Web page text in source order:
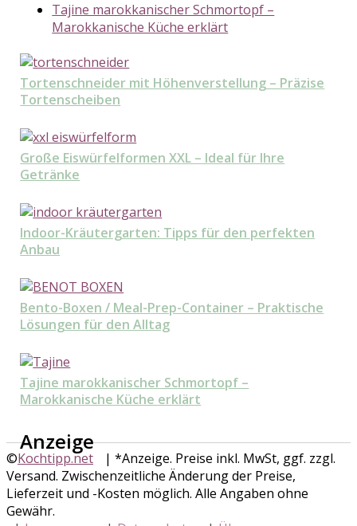
Tajine marokkanischer Schmortopf –
Marokkanische Küche erklärt
Tortenschneider mit Höhenverstellung – Präzise
Tortenscheiben
Große Eiswürfelformen XXL – Ideal für Ihre
Getränke
Indoor-Kräutergarten: Tipps für den perfekten
Anbau
Bento-Boxen / Meal-Prep-Container – Praktische
Lösungen für den Alltag
Tajine marokkanischer Schmortopf –
Marokkanische Küche erklärt
Anzeige
©Kochtipp.net
| *Anzeige. Preise inkl. MwSt, ggf. zzgl.
Versand. Zwischenzeitliche Änderung der Preise,
Lieferzeit und -Kosten möglich. Alle Angaben ohne
Gewähr.